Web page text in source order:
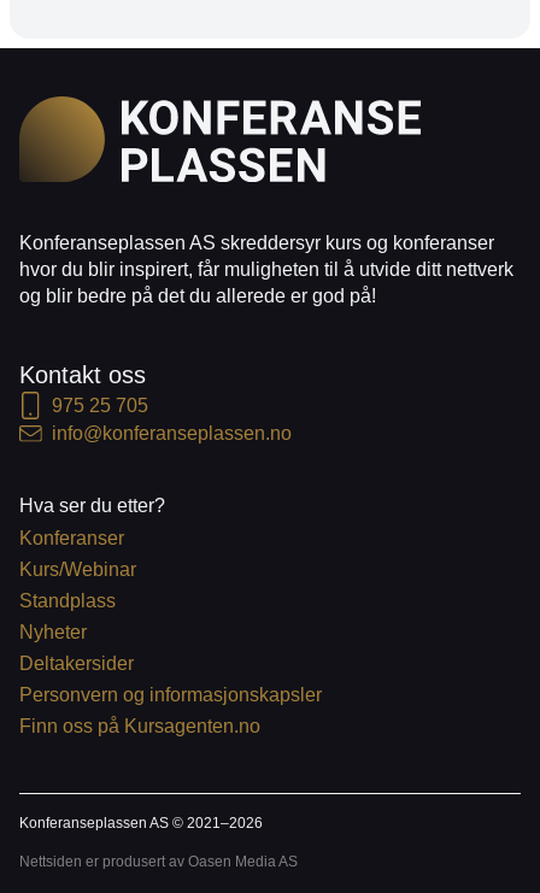
Konferanseplassen AS skreddersyr kurs og konferanser
hvor du blir inspirert, får muligheten til å utvide ditt nettverk
og blir bedre på det du allerede er god på!
Kontakt oss
975 25 705
info@konferanseplassen.no
Hva ser du etter?
Konferanser
Kurs/Webinar
Standplass
Nyheter
Deltakersider
Personvern og informasjonskapsler
Finn oss på Kursagenten.no
Konferanseplassen AS © 2021–2026
Nettsiden er produsert av Oasen Media AS